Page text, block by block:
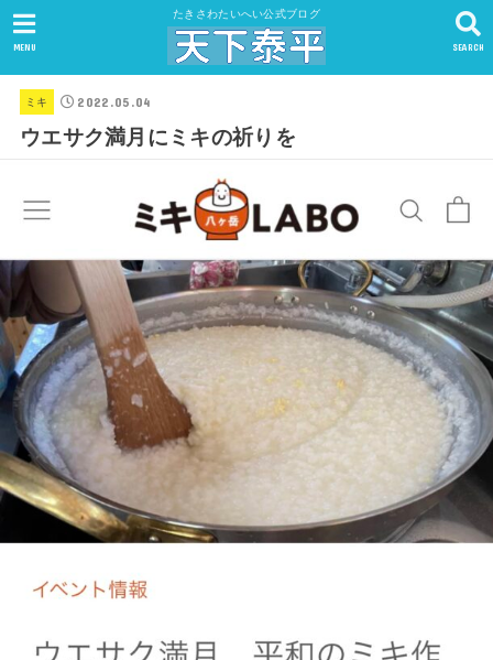
たきさわたいへい公式ブログ
SEARCH
MENU
ミキ 2022.05.04
ウエサク満月にミキの祈りを